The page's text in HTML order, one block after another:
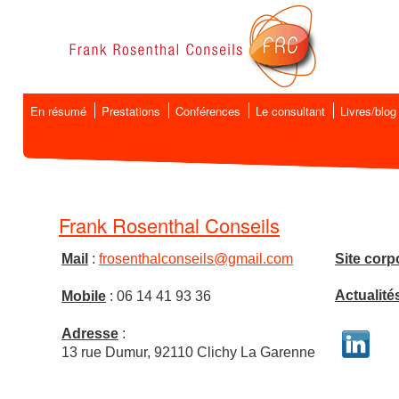
En résumé Prestations Conférences Le consultant Livres/blog
Frank Rosenthal Conseils
Mail : frosenthalconseils@gmail.com
Mobile : 06 14 41 93 36
Adresse :
13 rue Dumur, 92110 Clichy La Garenne
Site